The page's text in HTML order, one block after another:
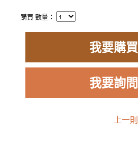
購買 數量：
我要購買
我要詢問
上一則